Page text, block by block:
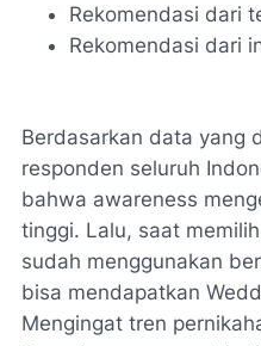
Rekomendasi dari
Rekomendasi dari
Berdasarkan data yang
responden seluruh
bahwa awareness
tinggi. Lalu, saat
sudah menggunakan
bisa mendapatkan
Mengingat tren